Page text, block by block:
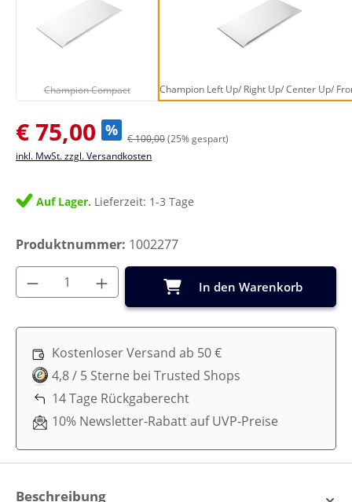
Champion Compact
(Diese Option ist zurzeit nicht verfügbar.)
Champion Left Up/ Right Up/ Center Up/
Verkaufspreis:
€ 75,00 % € 100,00(25% gespart)
inkl. MwSt. zzgl. Versandkosten
Auf Lager. Lieferzeit: 1-3 Tage
Produktnummer: 1002277
Produkt Anzahl: Gib den gewünschten
In den Warenkorb
Kostenloser Versand ab 50 €
4,8 / 5 Sterne bei Trusted Shops
14 Tage Rückgaberecht
10% Newsletter-Rabatt auf UVP-Preise
Beschreibung